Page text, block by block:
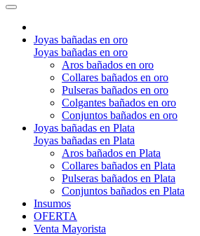
Joyas bañadas en oro
Joyas bañadas en oro
Aros bañados en oro
Collares bañados en oro
Pulseras bañados en oro
Colgantes bañados en oro
Conjuntos bañados en oro
Joyas bañadas en Plata
Joyas bañadas en Plata
Aros bañados en Plata
Collares bañados en Plata
Pulseras bañados en Plata
Conjuntos bañados en Plata
Insumos
OFERTA
Venta Mayorista